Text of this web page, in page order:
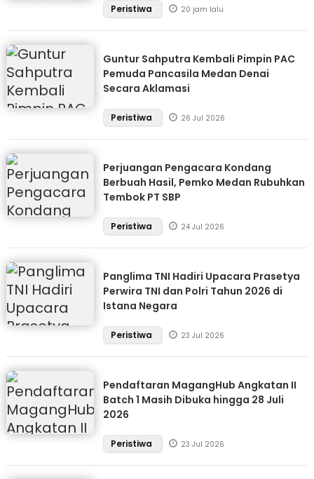
Peristiwa 20 jam lalu
Guntur Sahputra Kembali Pimpin PAC
Pemuda Pancasila Medan Denai
Secara Aklamasi
Peristiwa 26 Jul 2026
Perjuangan Pengacara Kondang
Berbuah Hasil, Pemko Medan Rubuhkan
Tembok PT SBP
Peristiwa 24 Jul 2026
Panglima TNI Hadiri Upacara Prasetya
Perwira TNI dan Polri Tahun 2026 di
Istana Negara
Peristiwa 23 Jul 2026
Pendaftaran MagangHub Angkatan II
Batch 1 Masih Dibuka hingga 28 Juli
2026
Peristiwa 23 Jul 2026